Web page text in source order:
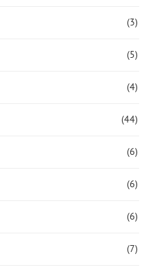
(3)
(5)
(4)
(44)
(6)
(6)
(6)
(7)